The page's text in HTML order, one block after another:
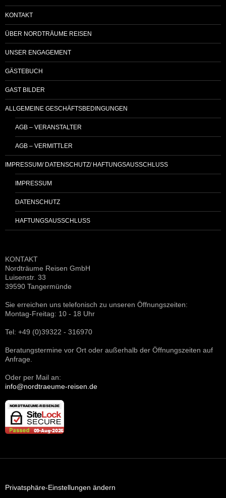
KONTAKT
ÜBER NORDTRÄUME REISEN
UNSER ENGAGEMENT
GÄSTEBUCH
GAST BILDER
ALLGEMEINE GESCHÄFTSBEDINGUNGEN
AGB – VERANSTALTER
AGB – VERMITTLER
IMPRESSUM/ DATENSCHUTZ/ HAFTUNGSAUSSCHLUSS
IMPRESSUM
DATENSCHUTZ
HAFTUNGSAUSSCHLUSS
KONTAKT
Nordträume Reisen GmbH
Luisenstr. 33
39590 Tangermünde
Sie erreichen uns telefonisch zu unseren Öffnungszeiten:
Montag-Freitag: 10 - 18 Uhr
Tel: +49 (0)39322 - 316970
Beratungstermine vor Ort oder außerhalb der Öffnungszeiten auf
Anfrage.
Oder per Mail an:
info@nordtraeume-reisen.de
Privatsphäre-Einstellungen ändern